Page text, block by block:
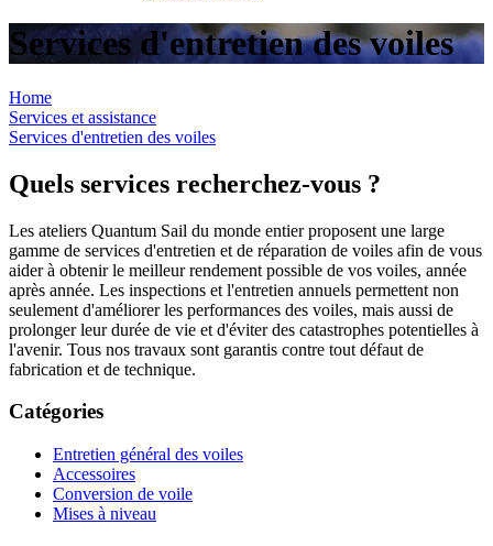
Services d'entretien des voiles
Home
Services et assistance
Services d'entretien des voiles
Quels services recherchez-vous ?
Les ateliers Quantum Sail du monde entier proposent une large
gamme de services d'entretien et de réparation de voiles afin de vous
aider à obtenir le meilleur rendement possible de vos voiles, année
après année. Les inspections et l'entretien annuels permettent non
seulement d'améliorer les performances des voiles, mais aussi de
prolonger leur durée de vie et d'éviter des catastrophes potentielles à
l'avenir. Tous nos travaux sont garantis contre tout défaut de
fabrication et de technique.
Catégories
Entretien général des voiles
Accessoires
Conversion de voile
Mises à niveau